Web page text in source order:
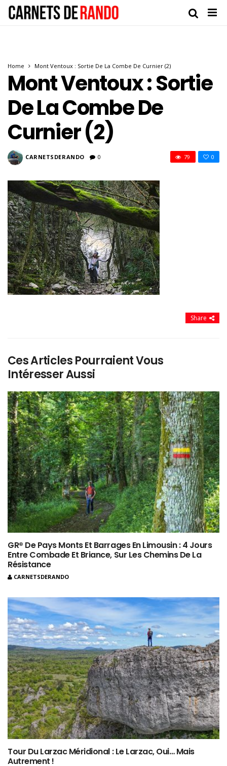
Home Mont Ventoux : Sortie De La Combe De Curnier (2)
Mont Ventoux : Sortie
De La Combe De
Curnier (2)
CARNETSDERANDO 0 0
79
Share
Ces Articles Pourraient Vous
Intéresser Aussi
GR® De Pays Monts Et Barrages En Limousin : 4 Jours
Entre Combade Et Briance, Sur Les Chemins De La
Résistance
CARNETSDERANDO
Tour Du Larzac Méridional : Le Larzac, Oui… Mais
Autrement !